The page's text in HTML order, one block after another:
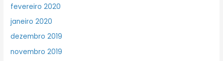
fevereiro 2020
janeiro 2020
dezembro 2019
novembro 2019